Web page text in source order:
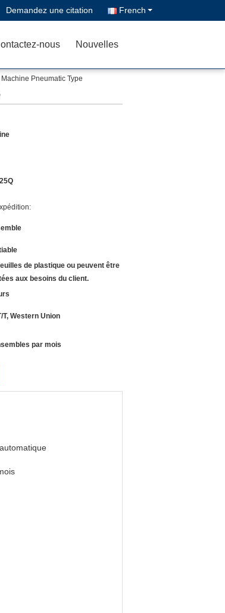
Demandez une citation French
nous Nouvelles
Pneumatic Type
de plastique ou peuvent être
aux besoins du client.
T, Western Union
par mois